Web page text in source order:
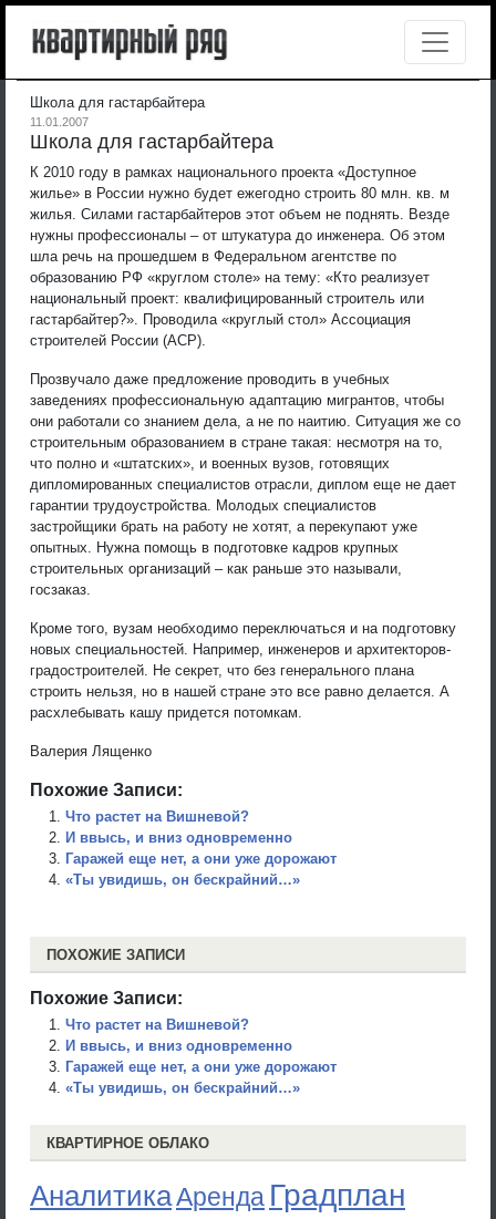
Школа для гастарбайтера
11.01.2007
Школа для гастарбайтера
К 2010 году в рамках национального проекта «Доступное
жилье» в России нужно будет ежегодно строить 80 млн. кв. м
жилья. Силами гастарбайтеров этот объем не поднять. Везде
нужны профессионалы – от штукатура до инженера. Об этом
шла речь на прошедшем в Федеральном агентстве по
образованию РФ «круглом столе» на тему: «Кто реализует
национальный проект: квалифицированный строитель или
гастарбайтер?». Проводила «круглый стол» Ассоциация
строителей России (АСР).
Прозвучало даже предложение проводить в учебных
заведениях профессиональную адаптацию мигрантов, чтобы
они работали со знанием дела, а не по наитию. Ситуация же со
строительным образованием в стране такая: несмотря на то,
что полно и «штатских», и военных вузов, готовящих
дипломированных специалистов отрасли, диплом еще не дает
гарантии трудоустройства. Молодых специалистов
застройщики брать на работу не хотят, а перекупают уже
опытных. Нужна помощь в подготовке кадров крупных
строительных организаций – как раньше это называли,
госзаказ.
Кроме того, вузам необходимо переключаться и на подготовку
новых специальностей. Например, инженеров и архитекторов-
градостроителей. Не секрет, что без генерального плана
строить нельзя, но в нашей стране это все равно делается. А
расхлебывать кашу придется потомкам.
Валерия Лященко
Похожие Записи:
Что растет на Вишневой?
И ввысь, и вниз одновременно
Гаражей еще нет, а они уже дорожают
«Ты увидишь, он бескрайний…»
ПОХОЖИЕ ЗАПИСИ
Похожие Записи:
Что растет на Вишневой?
И ввысь, и вниз одновременно
Гаражей еще нет, а они уже дорожают
«Ты увидишь, он бескрайний…»
КВАРТИРНОЕ ОБЛАКО
АналитикаАренда Градплан